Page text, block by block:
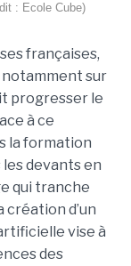
: Ecole Cube)
françaises,
sur
progresser le
à ce
la formation
devants en
qui tranche
d’un
vise à
des